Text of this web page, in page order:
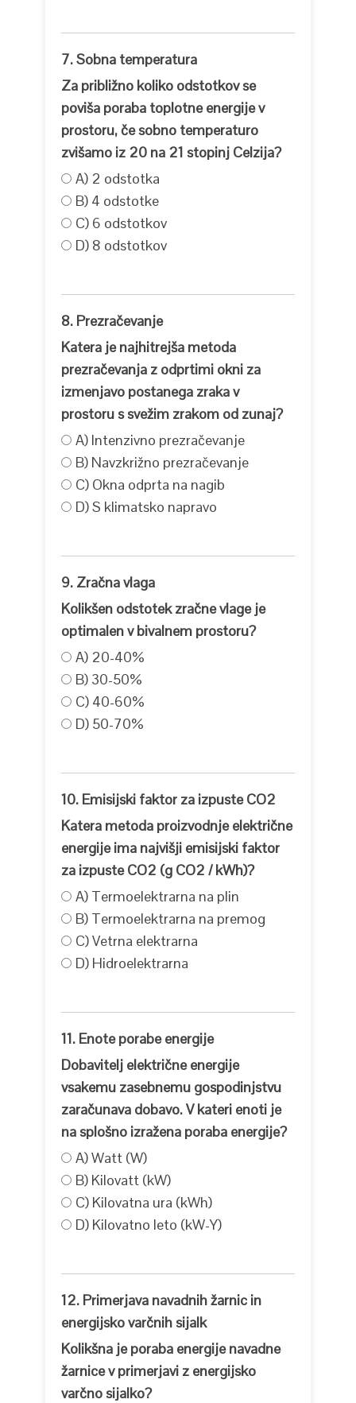
7. Sobna temperatura
Za približno koliko odstotkov se
poviša poraba toplotne energije v
prostoru, če sobno temperaturo
zvišamo iz 20 na 21 stopinj Celzija?
A) 2 odstotka
B) 4 odstotke
C) 6 odstotkov
D) 8 odstotkov
8. Prezračevanje
Katera je najhitrejša metoda
prezračevanja z odprtimi okni za
izmenjavo postanega zraka v
prostoru s svežim zrakom od zunaj?
A) Intenzivno prezračevanje
B) Navzkrižno prezračevanje
C) Okna odprta na nagib
D) S klimatsko napravo
9. Zračna vlaga
Kolikšen odstotek zračne vlage je
optimalen v bivalnem prostoru?
A) 20-40%
B) 30-50%
C) 40-60%
D) 50-70%
10. Emisijski faktor za izpuste CO2
Katera metoda proizvodnje električne
energije ima najvišji emisijski faktor
za izpuste CO2 (g CO2 / kWh)?
A) Termoelektrarna na plin
B) Termoelektrarna na premog
C) Vetrna elektrarna
D) Hidroelektrarna
11. Enote porabe energije
Dobavitelj električne energije
vsakemu zasebnemu gospodinjstvu
zaračunava dobavo. V kateri enoti je
na splošno izražena poraba energije?
A) Watt (W)
B) Kilovatt (kW)
C) Kilovatna ura (kWh)
D) Kilovatno leto (kW-Y)
12. Primerjava navadnih žarnic in
energijsko varčnih sijalk
Kolikšna je poraba energije navadne
žarnice v primerjavi z energijsko
varčno sijalko?